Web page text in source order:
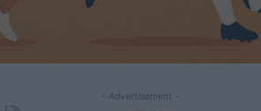
- Advertisement -